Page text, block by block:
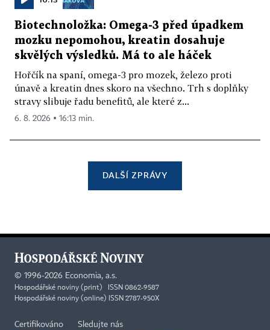
Biotechnoložka: Omega-3 před úpadkem
mozku nepomohou, kreatin dosahuje
skvělých výsledků. Má to ale háček
Hořčík na spaní, omega-3 pro mozek, železo proti
únavě a kreatin dnes skoro na všechno. Trh s doplňky
stravy slibuje řadu benefitů, ale které z...
6. 8. 2026 ▪ 16:13 min.
DALŠÍ ZPRÁVY
© 1996-2026 Economia, a.s.
Hospodářské noviny (print) ISSN 0862-9587
Hospodářské noviny (online) ISSN 2787-950X
Certifikováno Sledujte nás